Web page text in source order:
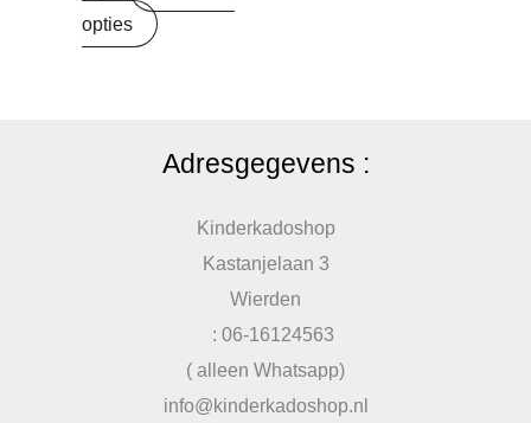
opties
Adresgegevens :
Kinderkadoshop
Kastanjelaan 3
Wierden
: 06-16124563
( alleen Whatsapp)
info@kinderkadoshop.nl